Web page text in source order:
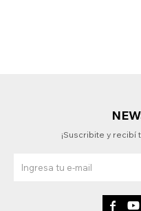
¡Suscribite y recibí
 